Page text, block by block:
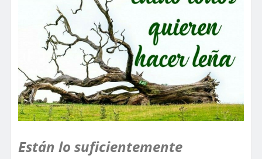
Están lo suficientemente